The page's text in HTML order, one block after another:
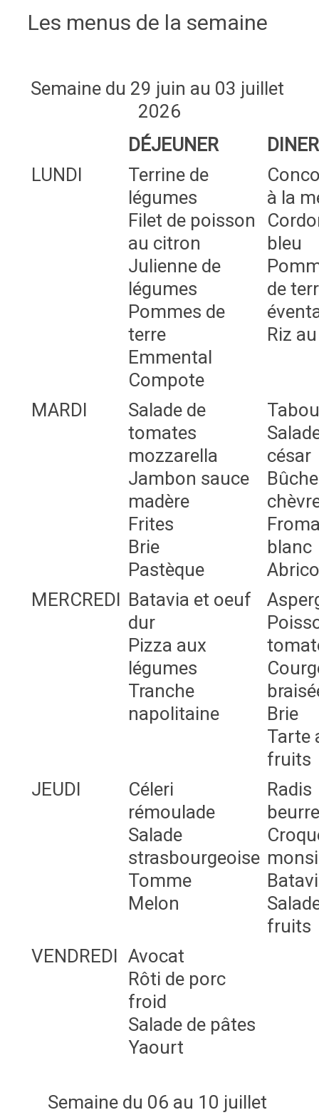
Les menus de la semaine
Semaine du 29 juin au 03 juillet
2026
DÉJEUNER
DINER
LUNDI
Terrine de
légumes
Filet de poisson
au citron
Julienne de
légumes
Pommes de
terre
Emmental
Compote
à la
bleu
de
Riz
MARDI
Salade de
tomates
mozzarella
Jambon sauce
madère
Frites
Brie
Pastèque
césar
blanc
MERCREDI Batavia et oeuf
dur
Pizza aux
légumes
Tranche
napolitaine
Brie
Tarte
fruits
JEUDI
Céleri
rémoulade
Salade
strasbourgeoise
Tomme
Melon
Radis
beurre
fruits
VENDREDI Avocat
Rôti de porc
froid
Salade de pâtes
Yaourt
Semaine du 06 au 10 juillet